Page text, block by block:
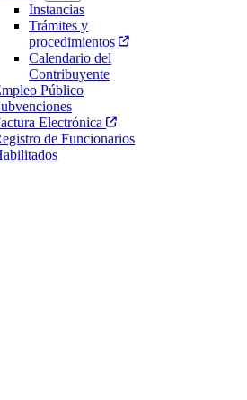
Instancias
Trámites y
procedimientos
Calendario del
Contribuyente
Público
Electrónica
de Funcionarios